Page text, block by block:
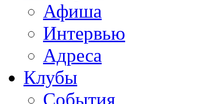
Афиша
Интервью
Адреса
Клубы
События